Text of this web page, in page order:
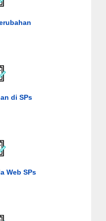
di SPs
Web SPs